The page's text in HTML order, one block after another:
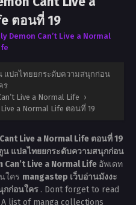
ตอนที่ 19
Demon Can’t Live a Normal
แปลไทยยกระดับความสนุกก่อน
ร
Live a Normal Life ›
a Normal Life ตอนที่ 19
Live a Normal Life ตอนที่ 19
น แปลไทยยกระดับความสนุกก่อน
Can’t Live a Normal Life อัพเดท
ใคร mangastep เว็บอ่านมังงะ
กก่อนใคร . Dont forget to read
list of manga collections